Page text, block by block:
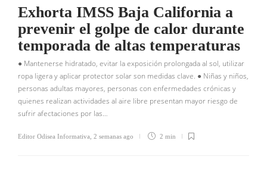
Exhorta IMSS Baja California a
prevenir el golpe de calor durante
temporada de altas temperaturas
● Mantenerse hidratado, evitar la exposición prolongada al sol, utilizar
ropa ligera y aplicar protector solar son medidas clave. ● Niñas y niños,
personas adultas mayores, personas con enfermedades crónicas y
quienes realizan actividades al aire libre presentan mayor riesgo de
sufrir afectaciones por las…
Editor Odisea Informativa 2 semanas ago 2 min